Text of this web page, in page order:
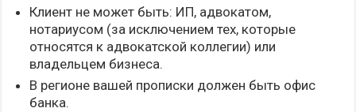
Клиент не может быть: ИП, адвокатом,
нотариусом (за исключением тех, которые
относятся к адвокатской коллегии) или
владельцем бизнеса.
В регионе вашей прописки должен быть офис
банка.